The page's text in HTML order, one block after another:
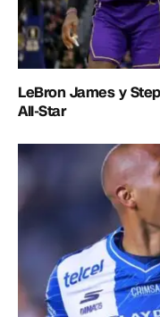
LeBron James y
All-Star